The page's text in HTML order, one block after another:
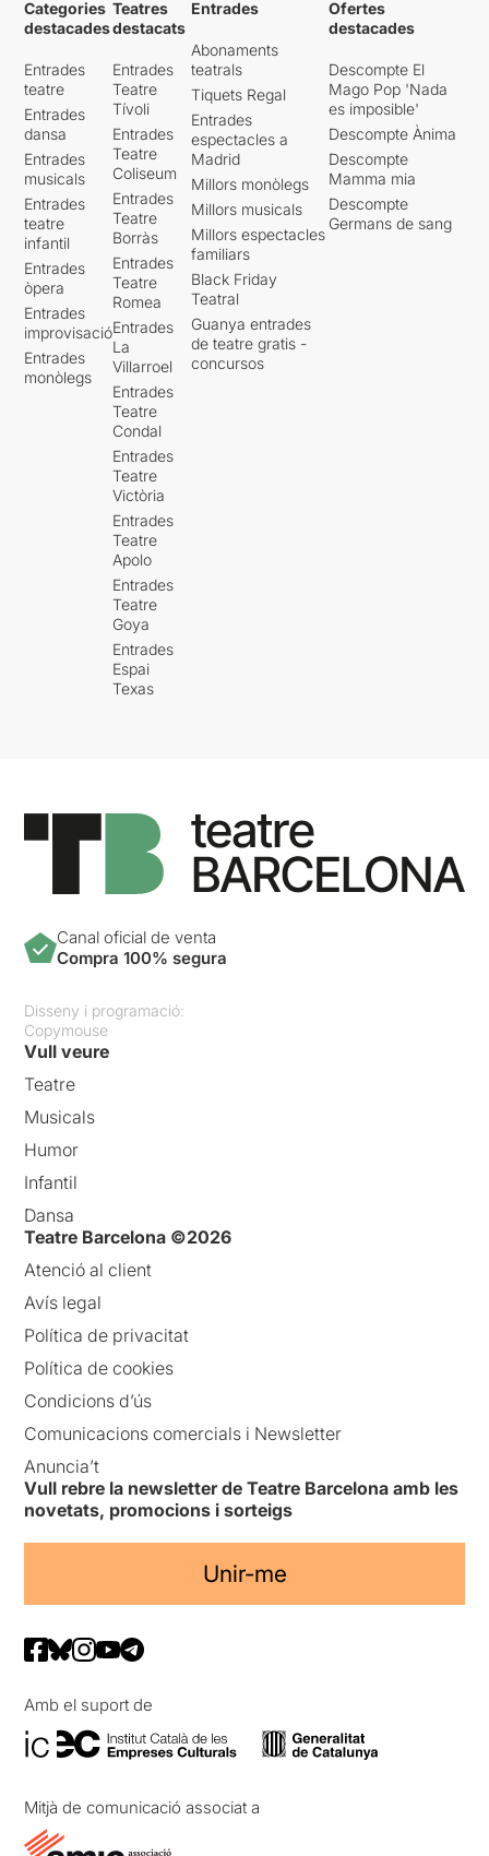
Categories
destacades
Entrades
teatre
Entrades
dansa
Entrades
musicals
Entrades
teatre
infantil
Entrades
òpera
Entrades
improvisació
Entrades
monòlegs
Teatres
destacats
Entrades
Teatre
Tívoli
Entrades
Teatre
Coliseum
Entrades
Teatre
Borràs
Entrades
Teatre
Romea
Entrades
La
Villarroel
Entrades
Teatre
Condal
Entrades
Teatre
Victòria
Entrades
Teatre
Apolo
Entrades
Teatre
Goya
Entrades
Espai
Texas
Entrades
Abonaments
teatrals
Tiquets Regal
Entrades
espectacles a
Madrid
Millors monòlegs
Millors musicals
Millors espectacles
familiars
Black Friday
Teatral
Guanya entrades
de teatre gratis -
concursos
Ofertes
destacades
Descompte El
Mago Pop 'Nada
es imposible'
Descompte Ànima
Descompte
Mamma mia
Descompte
Germans de sang
Canal oficial de venta
Compra 100% segura
Disseny i programació:
Copymouse
Vull veure
Teatre
Musicals
Humor
Infantil
Dansa
Teatre Barcelona ©2026
Atenció al client
Avís legal
Política de privacitat
Política de cookies
Condicions d’ús
Comunicacions comercials i Newsletter
Anuncia’t
Vull rebre la newsletter de Teatre Barcelona amb les
novetats, promocions i sorteigs
Unir-me
Amb el suport de
Mitjà de comunicació associat a